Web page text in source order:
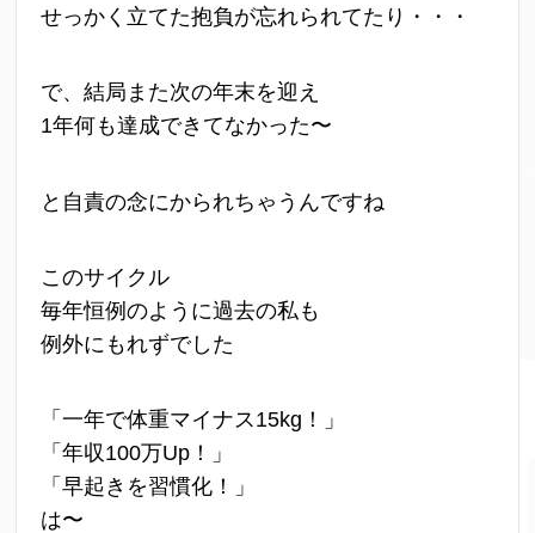
せっかく立てた抱負が忘れられてたり・・・
で、結局また次の年末を迎え
1年何も達成できてなかった〜
と自責の念にかられちゃうんですね
このサイクル
毎年恒例のように過去の私も
例外にもれずでした
「一年で体重マイナス15kg！」
「年収100万Up！」
「早起きを習慣化！」
は〜